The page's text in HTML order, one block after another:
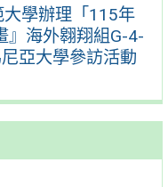
學辦理「115年
』海外翱翔組G-4-
亞大學參訪活動